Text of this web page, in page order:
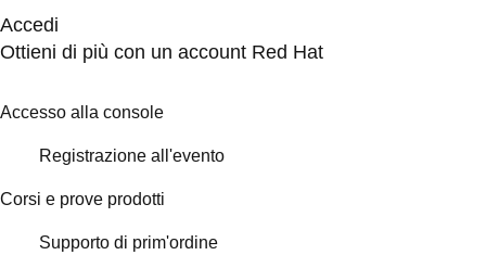
Accedi
Ottieni di più con un account Red Hat
Accesso alla console
Registrazione all'evento
Corsi e prove prodotti
Supporto di prim'ordine